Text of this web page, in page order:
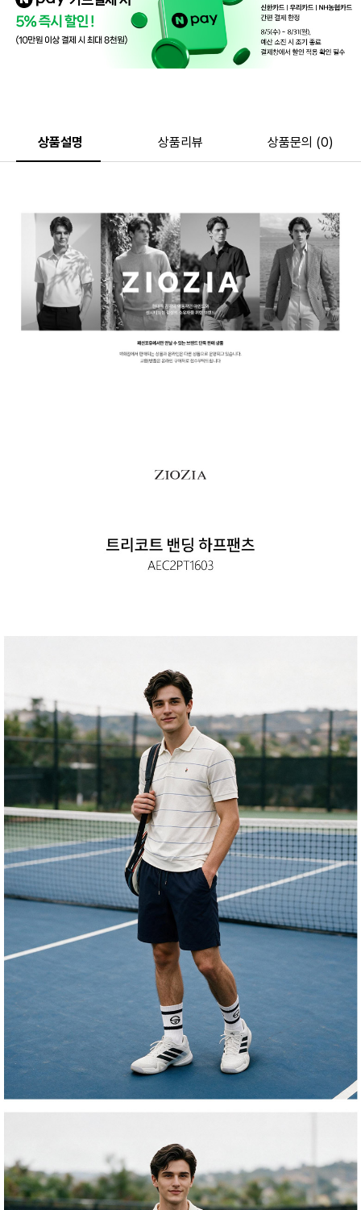
상품설명 상품리뷰 상품문의 (0)